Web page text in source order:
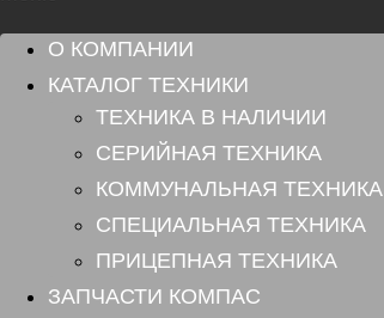
О КОМПАНИИ
КАТАЛОГ ТЕХНИКИ
ТЕХНИКА В НАЛИЧИИ
СЕРИЙНАЯ ТЕХНИКА
КОММУНАЛЬНАЯ ТЕХНИКА
СПЕЦИАЛЬНАЯ ТЕХНИКА
ПРИЦЕПНАЯ ТЕХНИКА
ЗАПЧАСТИ КОМПАС